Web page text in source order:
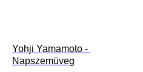
Yohji Yamamoto -
Napszemüveg